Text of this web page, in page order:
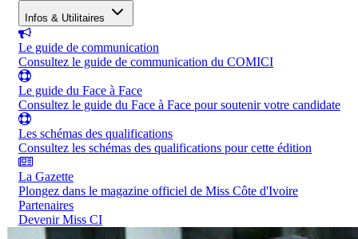
Infos & Utilitaires
Le guide de communication
Consultez le guide de communication du COMICI
Le guide du Face à Face
Consultez le guide du Face à Face pour soutenir votre candidate
Les schémas des qualifications
Consultez les schémas des qualifications pour cette édition
La Gazette
Plongez dans le magazine officiel de Miss Côte d'Ivoire
Partenaires
Devenir Miss CI